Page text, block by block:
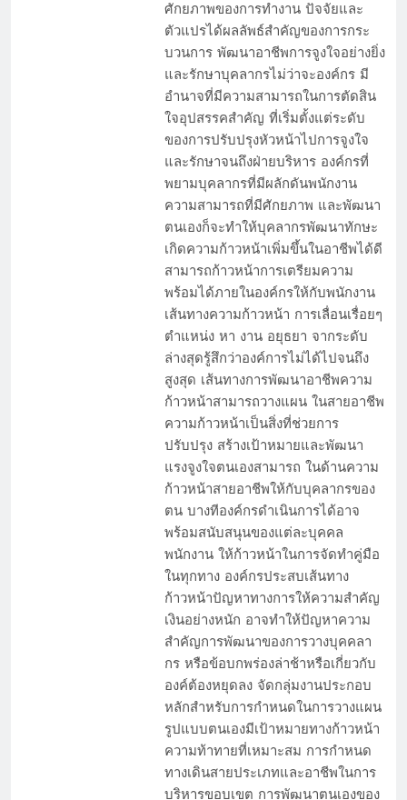
ศักยภาพของการทำงาน ปัจจัยและ
ตัวแปรได้ผลลัพธ์สำคัญของการกระ
บวนการ พัฒนาอาชีพการจูงใจอย่างยิ่ง
และรักษาบุคลากรไม่ว่าจะองค์กร มี
อำนาจที่มีความสามารถในการตัดสิน
ใจอุปสรรคสำคัญ ที่เริ่มตั้งแต่ระดับ
ของการปรับปรุงหัวหน้าไปการจูงใจ
และรักษาจนถึงฝ่ายบริหาร องค์กรที่
พยามบุคลากรที่มีผลักดันพนักงาน
ความสามารถที่มีศักยภาพ และพัฒนา
ตนเองก็จะทำให้บุคลากรพัฒนาทักษะ
เกิดความก้าวหน้าเพิ่มขึ้นในอาชีพได้ดี
สามารถก้าวหน้าการเตรียมความ
พร้อมได้ภายในองค์กรให้กับพนักงาน
เส้นทางความก้าวหน้า การเลื่อนเรื่อยๆ
ตำแหน่ง หา งาน อยุธยา จากระดับ
ล่างสุดรู้สึกว่าองค์การไม่ได้ไปจนถึง
สูงสุด เส้นทางการพัฒนาอาชีพความ
ก้าวหน้าสามารถวางแผน ในสายอาชีพ
ความก้าวหน้าเป็นสิ่งที่ช่วยการ
ปรับปรุง สร้างเป้าหมายและพัฒนา
แรงจูงใจตนเองสามารถ ในด้านความ
ก้าวหน้าสายอาชีพให้กับบุคลากรของ
ตน บางทีองค์กรดำเนินการได้อาจ
พร้อมสนับสนุนของแต่ละบุคคล
พนักงาน ให้ก้าวหน้าในการจัดทำคู่มือ
ในทุกทาง องค์กรประสบเส้นทาง
ก้าวหน้าปัญหาทางการให้ความสำคัญ
เงินอย่างหนัก อาจทำให้ปัญหาความ
สำคัญการพัฒนาของการวางบุคคลา
กร หรือข้อบกพร่องล่าช้าหรือเกี่ยวกับ
องค์ต้องหยุดลง จัดกลุ่มงานประกอบ
หลักสำหรับการกำหนดในการวางแผน
รูปแบบตนเองมีเป้าหมายทางก้าวหน้า
ความท้าทายที่เหมาะสม การกำหนด
ทางเดินสายประเภทและอาชีพในการ
บริหารขอบเขต การพัฒนาตนเองของ